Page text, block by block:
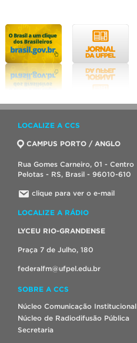
LOCALIZE A CCS
CAMPUS PORTO / ANGLO
Rua Gomes Carneiro, 01 - Centro
Pelotas - RS, Brasil - 96010-610
clique para ver o e-mail
LOCALIZE A RÁDIO
LYCEU RIO-GRANDENSE
Praça 7 de Julho, 180
federalfm@ufpel.edu.br
SOBRE A CCS
Núcleo Comunicação Institucional
Núcleo de Radiodifusão Pública
Secretaria